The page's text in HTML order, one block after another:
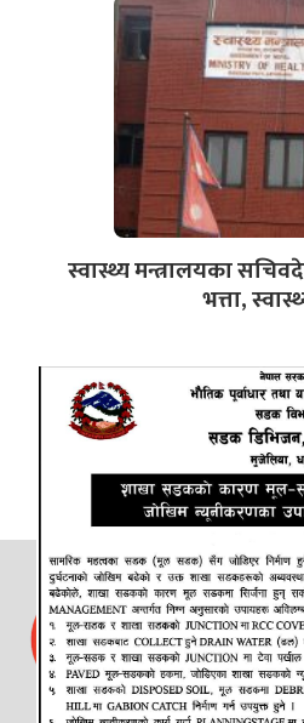
स्वास्थ्य मन्त्रालयका
भत्ता,